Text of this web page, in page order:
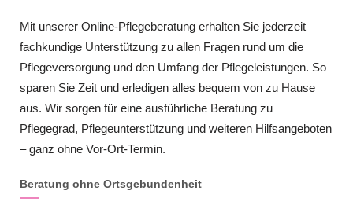
Mit unserer Online-Pflegeberatung erhalten Sie jederzeit
fachkundige Unterstützung zu allen Fragen rund um die
Pflegeversorgung und den Umfang der Pflegeleistungen. So
sparen Sie Zeit und erledigen alles bequem von zu Hause
aus. Wir sorgen für eine ausführliche Beratung zu
Pflegegrad, Pflegeunterstützung und weiteren Hilfsangeboten
– ganz ohne Vor-Ort-Termin.
Beratung ohne Ortsgebundenheit